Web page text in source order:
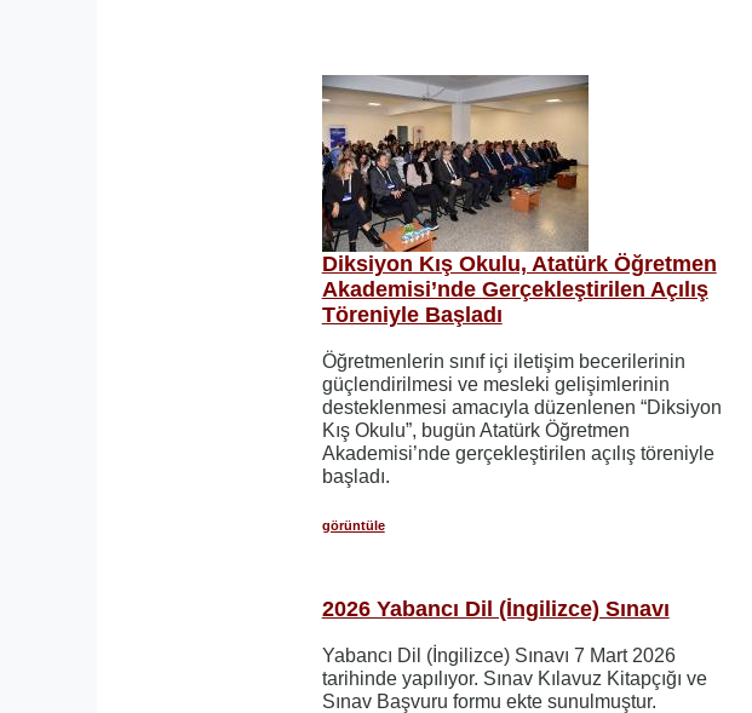
Diksiyon Kış Okulu, Atatürk Öğretmen
Akademisi’nde Gerçekleştirilen Açılış
Töreniyle Başladı
Öğretmenlerin sınıf içi iletişim becerilerinin
güçlendirilmesi ve mesleki gelişimlerinin
desteklenmesi amacıyla düzenlenen “Diksiyon
Kış Okulu”, bugün Atatürk Öğretmen
Akademisi’nde gerçekleştirilen açılış töreniyle
başladı.
görüntüle
2026 Yabancı Dil (İngilizce) Sınavı
Yabancı Dil (İngilizce) Sınavı 7 Mart 2026
tarihinde yapılıyor. Sınav Kılavuz Kitapçığı ve
Sınav Başvuru formu ekte sunulmuştur.